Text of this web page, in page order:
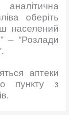
оберіть
населений
– “Розлади
аптеки
пункту з